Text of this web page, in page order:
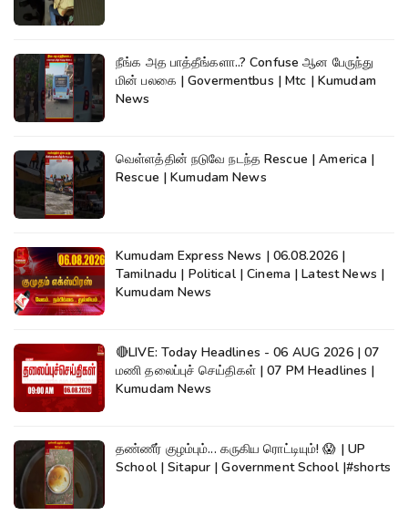
நீங்க அத பாத்தீங்களா..? Confuse ஆன பேருந்து
மின் பலகை | Govermentbus | Mtc | Kumudam
News
வெள்ளத்தின் நடுவே நடந்த Rescue | America |
Rescue | Kumudam News
Kumudam Express News | 06.08.2026 |
Tamilnadu | Political | Cinema | Latest News |
Kumudam News
🔴LIVE: Today Headlines - 06 AUG 2026 | 07
மணி தலைப்புச் செய்திகள் | 07 PM Headlines |
Kumudam News
தண்ணீர் குழம்பும்... கருகிய ரொட்டியும்! 😱 | UP
School | Sitapur | Government School |#shorts